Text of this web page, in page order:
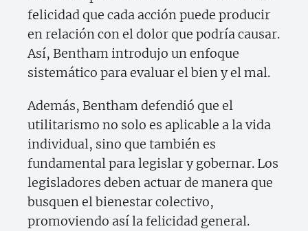
felicidad que cada acción puede producir
en relación con el dolor que podría causar.
Así, Bentham introdujo un enfoque
sistemático para evaluar el bien y el mal.
Además, Bentham defendió que el
utilitarismo no solo es aplicable a la vida
individual, sino que también es
fundamental para legislar y gobernar. Los
legisladores deben actuar de manera que
busquen el bienestar colectivo,
promoviendo así la felicidad general.